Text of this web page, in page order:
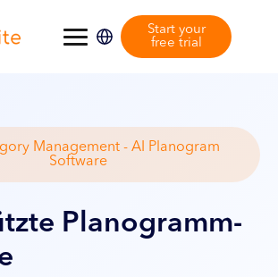
Start your
free trial
Management - AI Planogram
Software
Planogramm-